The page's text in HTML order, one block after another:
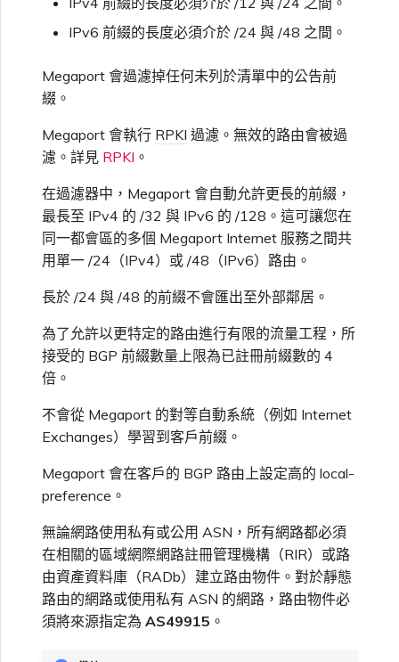
IPv6 前綴的長度必須介於 /24 與 /48 之間。
Megaport 會過濾掉任何未列於清單中的公告前
綴。
Megaport 會執行 RPKI 過濾。無效的路由會被過
濾。詳見 RPKI 。
在過濾器中，Megaport 會自動允許更長的前綴，
最長至 IPv4 的 /32 與 IPv6 的 /128。這可讓您在
同一都會區的多個 Megaport Internet 服務之間共
用單一 /24（IPv4）或 /48（IPv6）路由。
長於 /24 與 /48 的前綴不會匯出至外部鄰居。
為了允許以更特定的路由進行有限的流量工程，所
接受的 BGP 前綴數量上限為已註冊前綴數的 4
倍。
不會從 Megaport 的對等自動系統（例如 Internet
Exchanges）學習到客戶前綴。
Megaport 會在客戶的 BGP 路由上設定高的 local-
preference。
無論網路使用私有或公用 ASN，所有網路都必須
在相關的區域網際網路註冊管理機構（RIR）或路
由資產資料庫（RADb）建立路由物件。對於靜態
路由的網路或使用私有 ASN 的網路，路由物件必
須將來源指定為 AS49915 。